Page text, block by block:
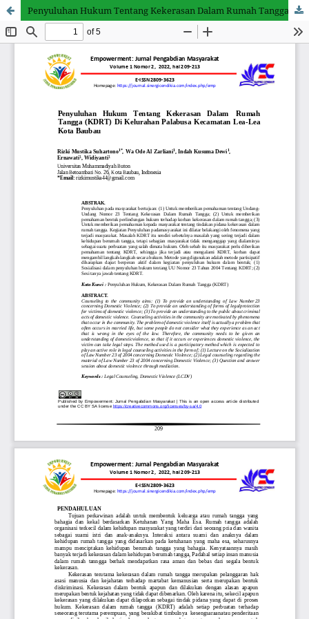
Penyuluhan Hukum Tentang Kekerasan Dalam Rumah Tangga (KDRT) Di Kelurahan Palabusa Kecamatan Lea-Lea Kota Baubau